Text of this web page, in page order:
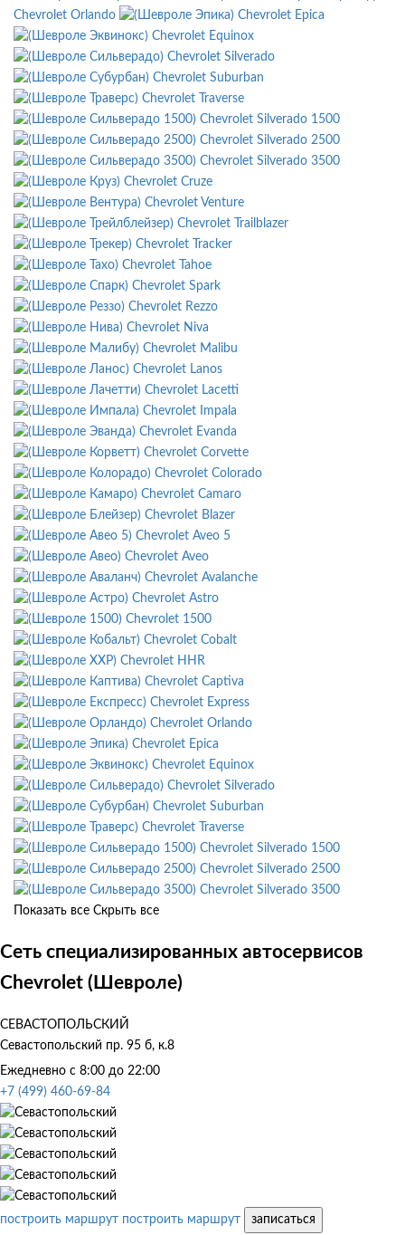
Chevrolet Orlando
Chevrolet Epica
Chevrolet Equinox
Chevrolet Silverado
Chevrolet Suburban
Chevrolet Traverse
Chevrolet Silverado 1500
Chevrolet Silverado 2500
Chevrolet Silverado 3500
Chevrolet Cruze
Chevrolet Venture
Chevrolet Trailblazer
Chevrolet Tracker
Chevrolet Tahoe
Chevrolet Spark
Chevrolet Rezzo
Chevrolet Niva
Chevrolet Malibu
Chevrolet Lanos
Chevrolet Lacetti
Chevrolet Impala
Chevrolet Evanda
Chevrolet Corvette
Chevrolet Colorado
Chevrolet Camaro
Chevrolet Blazer
Chevrolet Aveo 5
Chevrolet Aveo
Chevrolet Avalanche
Chevrolet Astro
Chevrolet 1500
Chevrolet Cobalt
Chevrolet HHR
Chevrolet Captiva
Chevrolet Express
Chevrolet Orlando
Chevrolet Epica
Chevrolet Equinox
Chevrolet Silverado
Chevrolet Suburban
Chevrolet Traverse
Chevrolet Silverado 1500
Chevrolet Silverado 2500
Chevrolet Silverado 3500
Показать все Скрыть все
Сеть специализированных автосервисов
Chevrolet (Шевроле)
СЕВАСТОПОЛЬСКИЙ
Севастопольский пр. 95 б, к.8
Ежедневно с 8:00 до 22:00
+7 (499) 460-69-84
построить маршрут построить маршрут
записаться